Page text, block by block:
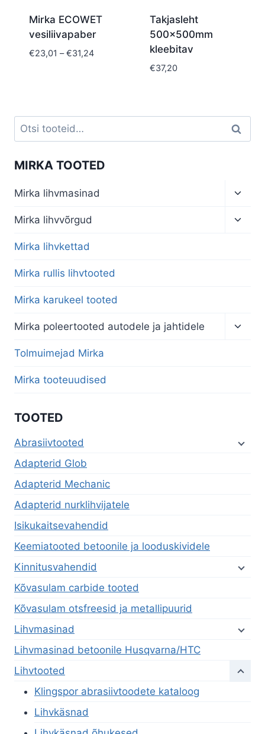
Mirka ECOWET
vesiliivapaber
€23,01 – €31,24Price
Takjasleht
500x500mm
kleebitav
€37,20
Otsi: Otsi
MIRKA TOOTED
Mirka lihvmasinad
menu
Mirka lihvvõrgud
Mirka lihvkettad
Mirka rullis lihvtooted
Mirka karukeel tooted
Mirka poleertooted autodele ja jahtidele
Tolmuimejad Mirka
Mirka tooteuudised
TOOTED
Abrasiivtooted
Adapterid Glob
Adapterid Mechanic
Adapterid nurklihvijatele
Isikukaitsevahendid
Keemiatooted betoonile ja looduskividele
Kinnitusvahendid
Kõvasulam carbide tooted
Kõvasulam otsfreesid ja metallipuurid
Lihvmasinad
Lihvmasinad betoonile Husqvarna/HTC
Lihvtooted
Klingspor abrasiivtoodete kataloog
Lihvkäsnad